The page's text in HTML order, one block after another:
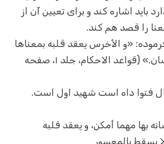
باید اشاره کند و برای تعیین آن از
را قصد هم کند.
«و الأخرس يعقد قلبه بمعناها
مع الإشارة و تحريك اللسان.» (قواعد الاحکام، جلد ۱، صفحه
فتوا داه است شهید اول است.
بها مهما أمكن، و يعقد قلبه
يسقط بالمعسور